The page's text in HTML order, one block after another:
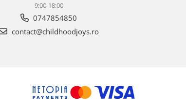
9:00-18:00
0747854850
contact@childhoodjoys.ro